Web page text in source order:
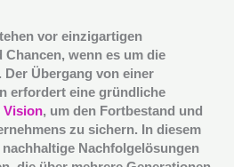
vor einzigartigen
wenn es um die
Der Übergang von einer
erfordert eine gründliche
Vision, um den Fortbestand und
zu sichern. In diesem
Nachfolgelösungen